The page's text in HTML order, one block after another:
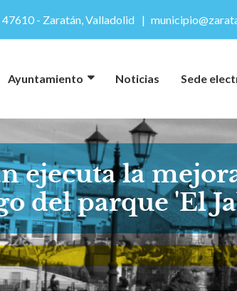
- Zaratán, Valladolid
Ayuntamiento Noticias Sede
ejecuta la
del parque 'El